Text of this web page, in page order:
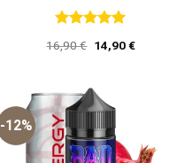
mit 5 von
16,90€ Ursprünglicher
Preis
14,90€Aktueller
-12%